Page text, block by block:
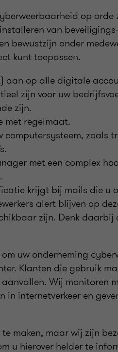
op orde
van
bewustzijn onder
kunt toepassen.
aan op alle digitale
zijn voor uw
zijn.
met regelmaat.
zoals
met een complex
krijgt bij mails die u
alert blijven op
zijn. Denk daarbij
uw onderneming
Klanten die gebruik
Wij monitoren
internetverkeer en
maken, maar wij zijn
u hierover helder te